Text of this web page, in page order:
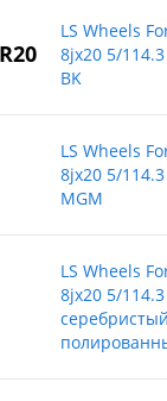
R20
LS Wheels
8jx20 5/114.3
BK
LS Wheels
8jx20 5/114.3
MGM
LS Wheels
8jx20 5/114.3